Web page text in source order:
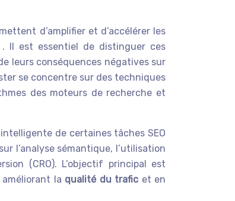
d’amplifier et d’accélérer les
. Il est essentiel de distinguer ces
leurs conséquences négatives sur
se concentre sur des techniques
des moteurs de recherche et
de certaines tâches SEO
l’analyse sémantique, l’utilisation
(CRO). L’objectif principal est
la qualité du trafic et en